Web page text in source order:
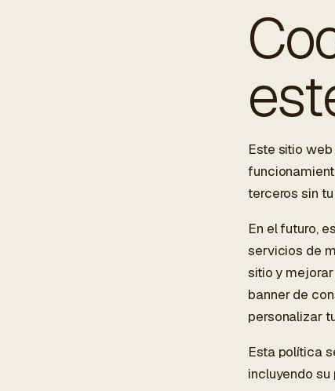
Este sitio
terceros sin
En el futuro,
servicios de
sitio y
banner de
personalizar
Esta política
incluyendo su